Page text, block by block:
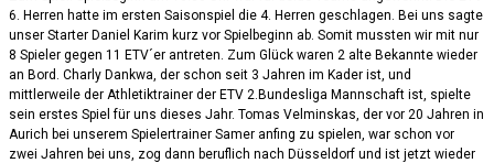
6. Herren hatte im ersten Saisonspiel die 4. Herren geschlagen. Bei uns sagte
unser Starter Daniel Karim kurz vor Spielbeginn ab. Somit mussten wir mit nur
8 Spieler gegen 11 ETV´er antreten. Zum Glück waren 2 alte Bekannte wieder
an Bord. Charly Dankwa, der schon seit 3 Jahren im Kader ist, und
mittlerweile der Athletiktrainer der ETV 2.Bundesliga Mannschaft ist, spielte
sein erstes Spiel für uns dieses Jahr. Tomas Velminskas, der vor 20 Jahren in
Aurich bei unserem Spielertrainer Samer anfing zu spielen, war schon vor
zwei Jahren bei uns, zog dann beruflich nach Düsseldorf und ist jetzt wieder